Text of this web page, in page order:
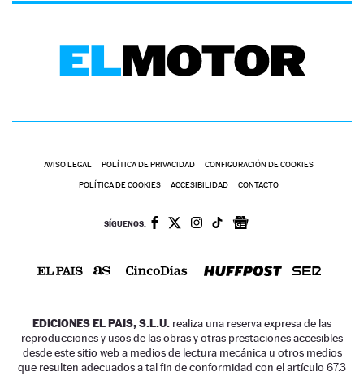
AVISO LEGAL POLÍTICA DE PRIVACIDAD CONFIGURACIÓN DE COOKIES
POLÍTICA DE COOKIES ACCESIBILIDAD CONTACTO
SÍGUENOS:
EDICIONES EL PAIS, S.L.U. realiza una reserva expresa de las
reproducciones y usos de las obras y otras prestaciones accesibles
desde este sitio web a medios de lectura mecánica u otros medios
que resulten adecuados a tal fin de conformidad con el artículo 67.3